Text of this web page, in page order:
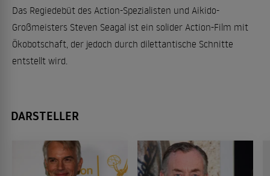
Das Regiedebüt des Action-Spezialisten und Aikido-
Großmeisters Steven Seagal ist ein solider Action-Film mit
Ökobotschaft, der jedoch durch dilettantische Schnitte
entstellt wird.
DARSTELLER